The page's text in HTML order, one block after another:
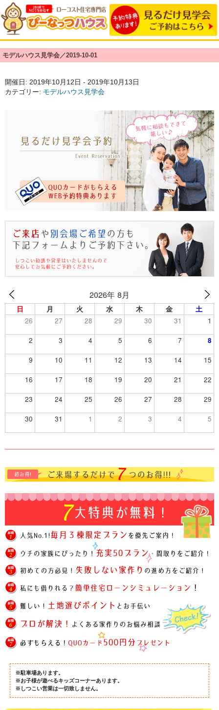
モデルハウス見学会／2019-10-01
開催日: 2019年10月12日 - 2019年10月13日
カテゴリー: モデルハウス見学会
2026年 8月
日 月 火 水 木 金
土
26
27 28 29 30 31 1
2 3 4 5 6 7 8
9 10 11 12 13 14 15
16 17 18 19 20 21 22
23 24 25 26 27 28 29
30 31 1 2 3 4 5
※駐車場あります。
※お子様が遊べるキッズコーナーあります。
※しつこい営業は一切致しません。